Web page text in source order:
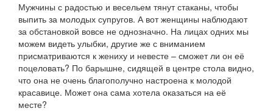
Мужчины с радостью и весельем тянут стаканы, чтобы
выпить за молодых супругов. А вот женщины наблюдают
за обстановкой вовсе не однозначно. На лицах одних мы
можем видеть улыбки, другие же с вниманием
присматриваются к жениху и невесте – сможет ли он её
поцеловать? По барышне, сидящей в центре стола видно,
что она не очень благополучно настроена к молодой
красавице. Может она сама хотела оказаться на её
месте?